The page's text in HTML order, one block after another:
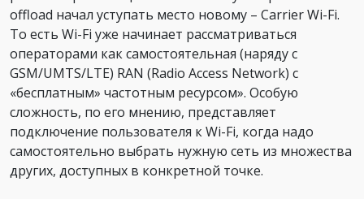
offload начал уступать место новому – Carrier Wi-Fi.
То есть Wi-Fi уже начинает рассматриваться
операторами как самостоятельная (наряду с
GSM/UMTS/LTE) RAN (Radio Access Network) с
«бесплатным» частотным ресурсом». Особую
сложность, по его мнению, представляет
подключение пользователя к Wi-Fi, когда надо
самостоятельно выбрать нужную сеть из множества
других, доступных в конкретной точке.